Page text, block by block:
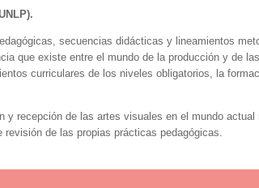
secuencias didácticas y lineamientos
que existe entre el mundo de la producción y de
curriculares de los niveles obligatorios, la
recepción de las artes visuales en el mundo
de las propias prácticas pedagógicas.